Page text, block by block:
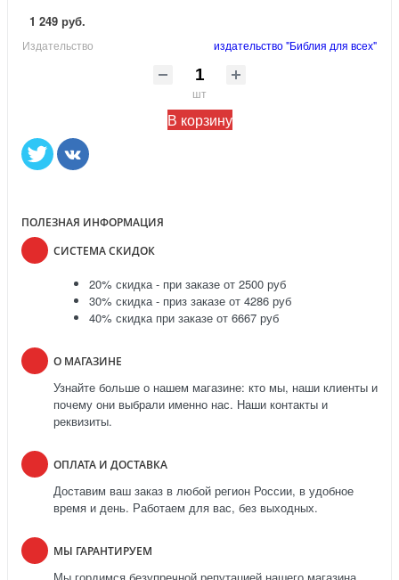
1 249 руб.
Издательство издательство "Библия для всех"
шт
В корзину
ПОЛЕЗНАЯ ИНФОРМАЦИЯ
СИСТЕМА СКИДОК
20% скидка - при заказе от 2500 руб
30% скидка - приз заказе от 4286 руб
40% скидка при заказе от 6667 руб
О МАГАЗИНЕ
Узнайте больше о нашем магазине: кто мы, наши клиенты и
почему они выбрали именно нас. Наши контакты и
реквизиты.
ОПЛАТА И ДОСТАВКА
Доставим ваш заказ в любой регион России, в удобное
время и день. Работаем для вас, без выходных.
МЫ ГАРАНТИРУЕМ